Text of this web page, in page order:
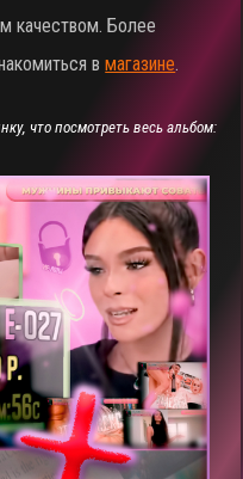
качеством. Более
вмагазине.
что посмотреть весь альбом: